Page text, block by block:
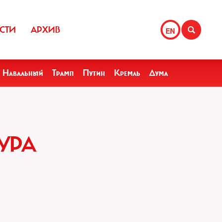
EN
АРХИВ
Навальный Трамп Путин Кремль Дума